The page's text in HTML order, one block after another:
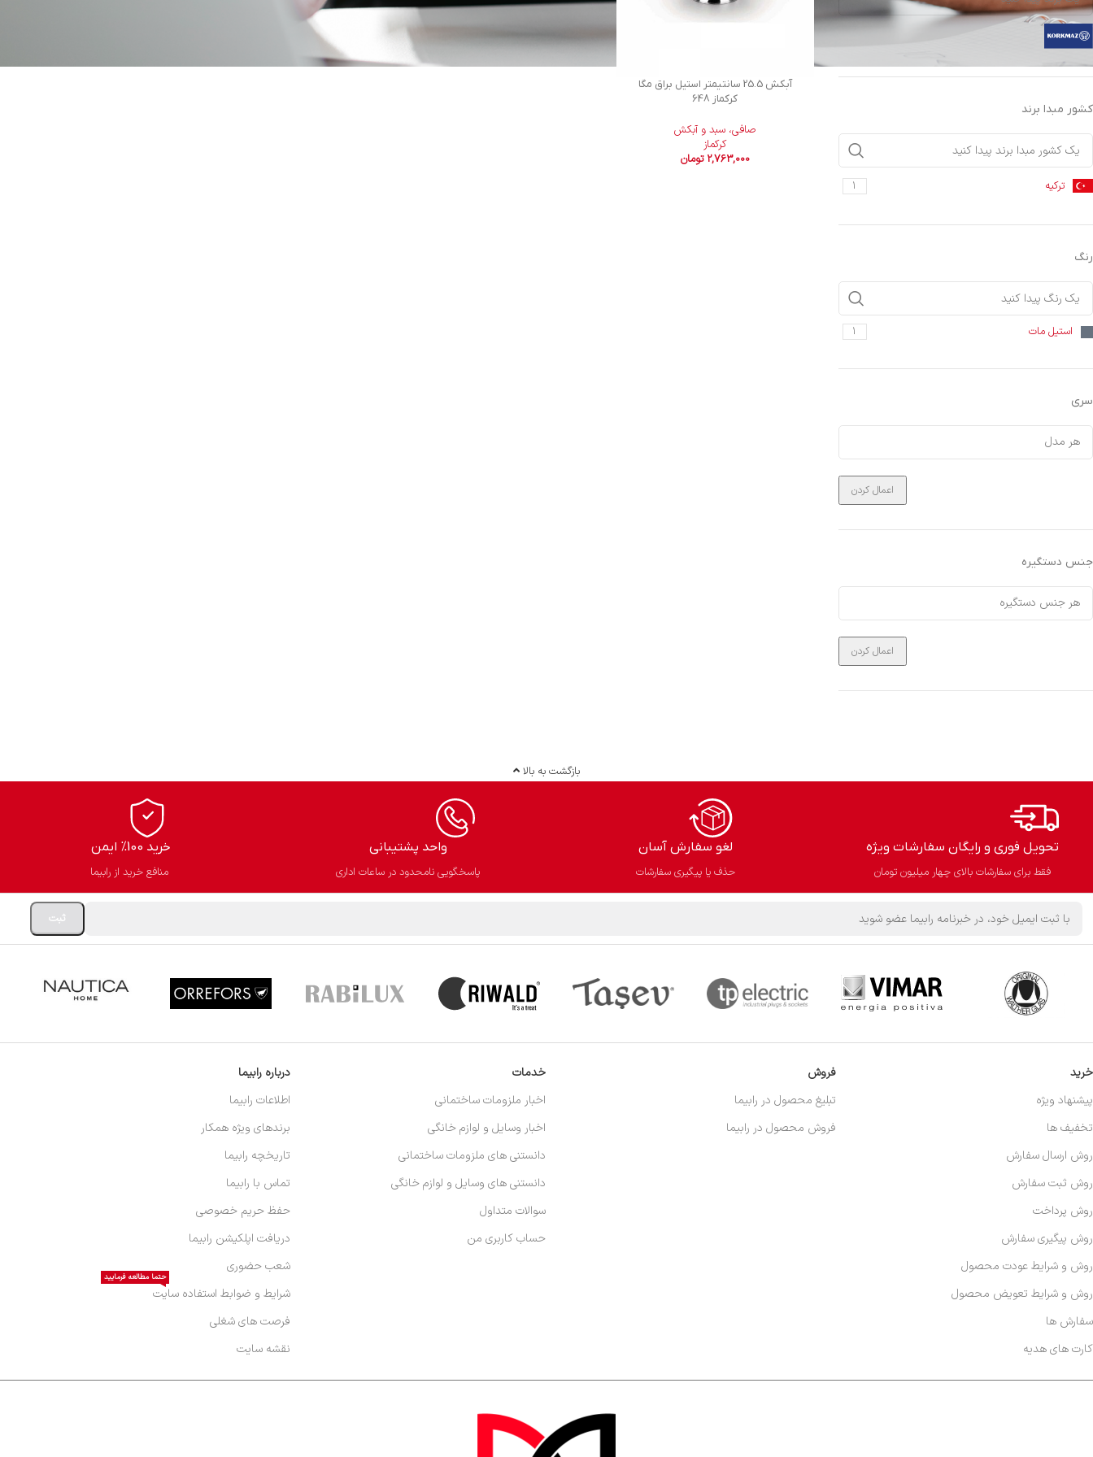
کشور مبدا برند
ترکیه 1
رنگ
استیل مات 1
سری
اعمال کردن
جنس دستگیره
اعمال کردن
آبکش 25.5 سانتیمتر استیل براق مگا
کرکماز 648
صافی، سبد و آبکش
کرکماز
2,763,000 تومان
بازگشت به بالا
تحویل فوری و رایگان سفارشات ویژه
فقط برای سفارشات بالای چهار میلیون تومان
لغو سفارش آسان​
حذف یا پیگیری سفارشات
واحد پشتیبانی
پاسخگویی نامحدود در ساعات اداری
خرید 100% ایمن
منافع خرید از رابیما
خرید
پیشنهاد ویژه
تخفیف ها
روش ارسال سفارش
روش ثبت سفارش
روش پرداخت
روش پیگیری سفارش
روش و شرایط عودت محصول
روش و شرایط تعویض محصول
سفارش ها
کارت های هدیه
فروش
تبلیغ محصول در رابیما
فروش محصول در رابیما
خدمات
اخبار ملزومات ساختمانی
اخبار وسایل و لوازم خانگی
دانستنی های ملزومات ساختمانی
دانستنی های وسایل و لوازم خانگی
سوالات متداول
حساب کاربری من
درباره رابیما
اطلاعات رابیما
برندهای ویژه همکار
تاریخچه رابیما
تماس با رابیما
حفظ حریم خصوصی
دریافت اپلکیشن رابیما
شعب حضوری
شرایط و ضوابط استفاده سایت
حتما مطالعه فرمایید
فرصت های شغلی
نقشه سایت